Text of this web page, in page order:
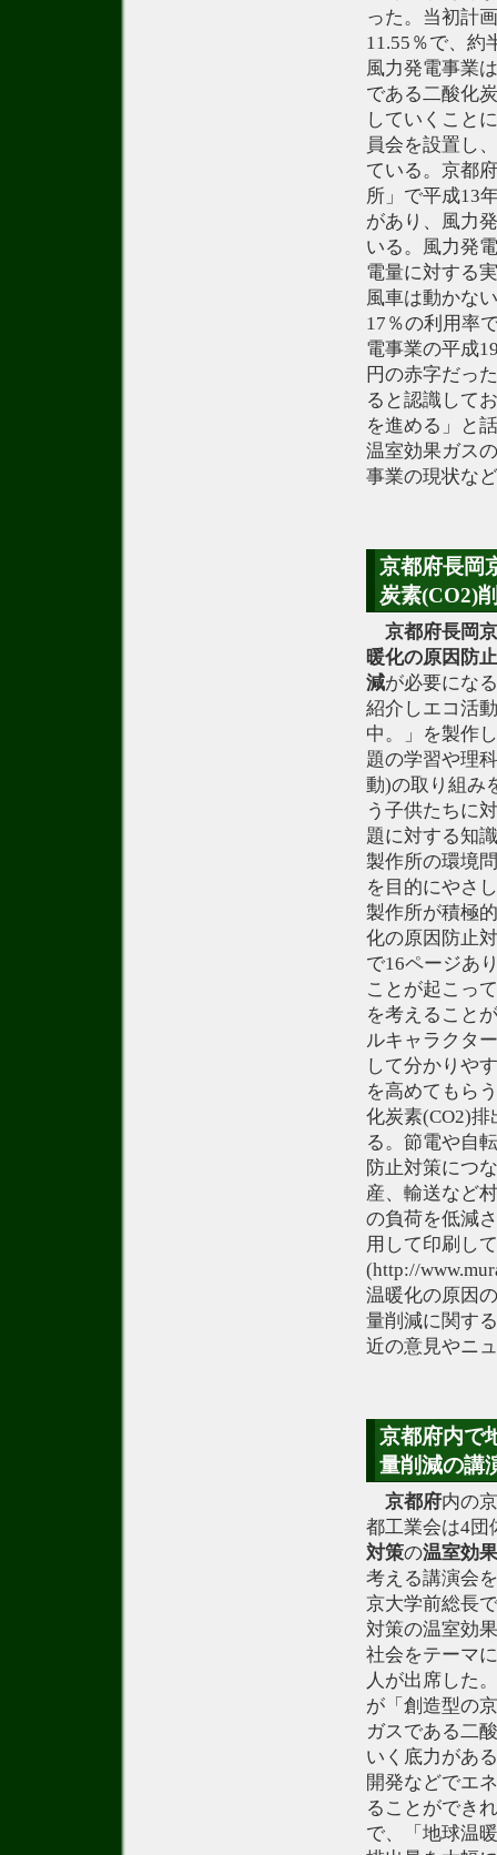
った。当初計
11.55％で、約
風力発電事業
である二酸化
していくこと
員会を設置し
ている。京都
所」で平成13
があり、風力
いる。風力発
電量に対する
風車は動かな
17％の利用率
電事業の平成
円の赤字だっ
ると認識して
を進める」と
温室効果ガス
事業の現状な
京都府長岡
炭素(CO2)
京都府長岡
暖化の原因防
減が必要にな
紹介しエコ活
中。」を製作
題の学習や理
動)の取り組み
う子供たちに
題に対する知
製作所の環境
を目的にやさ
製作所が積極
化の原因防止
で16ページあ
ことが起こっ
を考えること
ルキャラクタ
して分かりや
を高めてもら
化炭素(CO2)
る。節電や自
防止対策につ
産、輸送など
の負荷を低減
用して印刷し
(http://
温暖化の原因
量削減に関す
近の意見やニ
京都府内で
量削減の講
京都府内の
都工業会は4団
対策の温室効
考える講演会
京大学前総長
対策の温室効
社会をテーマ
人が出席した
が「創造型の
ガスである二
いく底力があ
開発などでエ
ることができ
で、「地球温